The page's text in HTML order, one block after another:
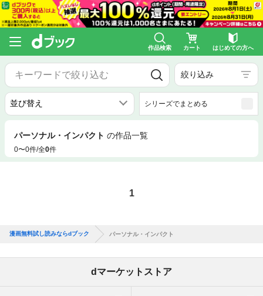
作品検索 カート はじめての方へ
絞り込み
シリーズでまとめる
パーソナル・インパクト の作品一覧
0〜0件/全0件
1
漫画無料試し読みならdブック パーソナル・インパクト
dマーケットストア